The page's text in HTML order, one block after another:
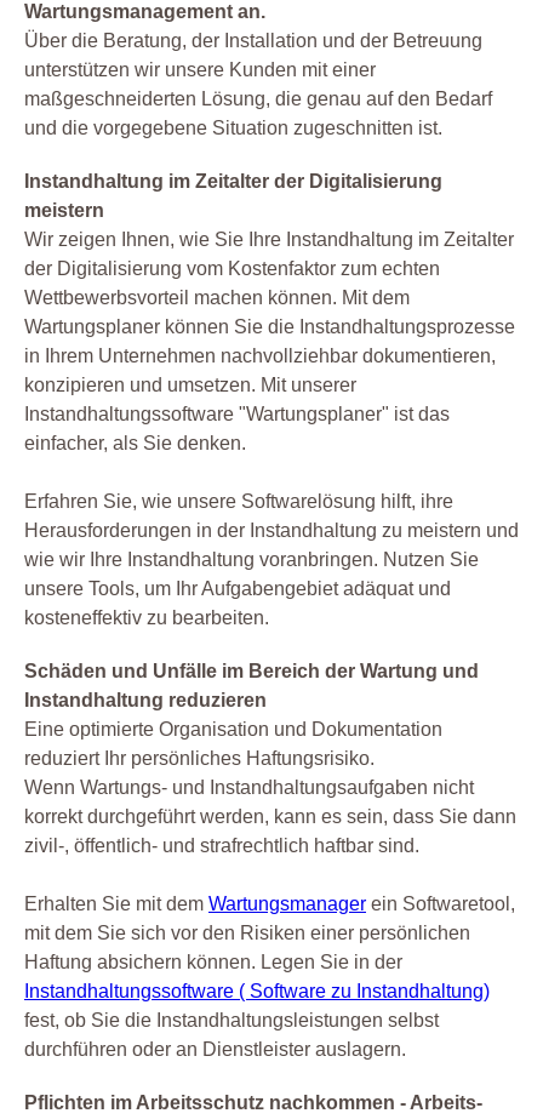
Wartungsmanagement an.
Über die Beratung, der Installation und der Betreuung
unterstützen wir unsere Kunden mit einer
maßgeschneiderten Lösung, die genau auf den Bedarf
und die vorgegebene Situation zugeschnitten ist.
Instandhaltung im Zeitalter der Digitalisierung
meistern
Wir zeigen Ihnen, wie Sie Ihre Instandhaltung im Zeitalter
der Digitalisierung vom Kostenfaktor zum echten
Wettbewerbsvorteil machen können. Mit dem
Wartungsplaner können Sie die Instandhaltungsprozesse
in Ihrem Unternehmen nachvollziehbar dokumentieren,
konzipieren und umsetzen. Mit unserer
Instandhaltungssoftware "Wartungsplaner" ist das
einfacher, als Sie denken.
Erfahren Sie, wie unsere Softwarelösung hilft, ihre
Herausforderungen in der Instandhaltung zu meistern und
wie wir Ihre Instandhaltung voranbringen. Nutzen Sie
unsere Tools, um Ihr Aufgabengebiet adäquat und
kosteneffektiv zu bearbeiten.
Schäden und Unfälle im Bereich der Wartung und
Instandhaltung reduzieren
Eine optimierte Organisation und Dokumentation
reduziert Ihr persönliches Haftungsrisiko.
Wenn Wartungs- und Instandhaltungsaufgaben nicht
korrekt durchgeführt werden, kann es sein, dass Sie dann
zivil-, öffentlich- und strafrechtlich haftbar sind.
Erhalten Sie mit dem Wartungsmanager ein Softwaretool,
mit dem Sie sich vor den Risiken einer persönlichen
Haftung absichern können. Legen Sie in der
Instandhaltungssoftware ( Software zu Instandhaltung)
fest, ob Sie die Instandhaltungsleistungen selbst
durchführen oder an Dienstleister auslagern.
Pflichten im Arbeitsschutz nachkommen - Arbeits-